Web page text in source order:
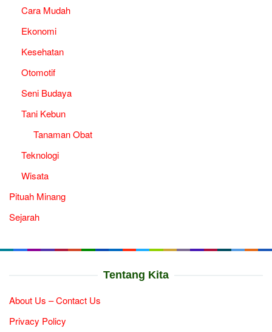
Cara Mudah
Ekonomi
Kesehatan
Otomotif
Seni Budaya
Tani Kebun
Tanaman Obat
Teknologi
Wisata
Pituah Minang
Sejarah
Tentang Kita
About Us – Contact Us
Privacy Policy